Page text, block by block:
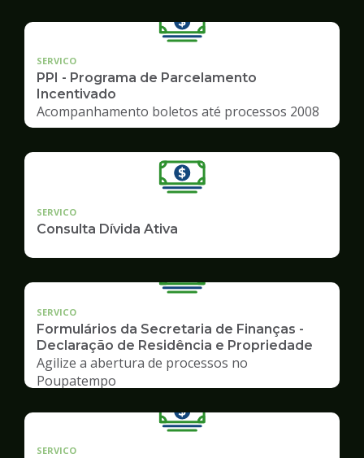
SERVICO
PPI - Programa de Parcelamento
Incentivado
Acompanhamento boletos até processos 2008
SERVICO
Consulta Dívida Ativa
SERVICO
Formulários da Secretaria de Finanças -
Declaração de Residência e Propriedade
Agilize a abertura de processos no
Poupatempo
SERVICO